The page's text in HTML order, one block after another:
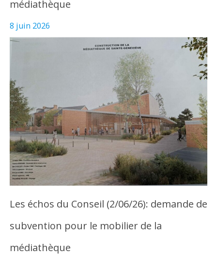
médiathèque
8 juin 2026
Les échos du Conseil (2/06/26): demande de
subvention pour le mobilier de la
médiathèque